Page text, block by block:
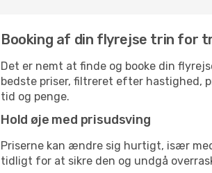
Booking af din flyrejse trin for
Det er nemt at finde og booke din
bedste priser, filtreret efter hastighed,
tid og penge.
Hold øje med prisudsving
Priserne kan ændre sig hurtigt, især
tidligt for at sikre den og undgå